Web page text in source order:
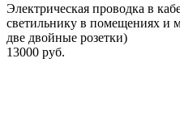
Электрическая проводка в
светильнику в помещениях и
две двойные розетки)
13000 руб.